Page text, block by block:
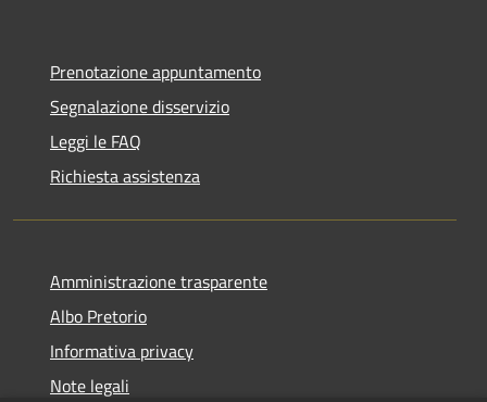
Prenotazione appuntamento
Segnalazione disservizio
Leggi le FAQ
Richiesta assistenza
Amministrazione trasparente
Albo Pretorio
Informativa privacy
Note legali